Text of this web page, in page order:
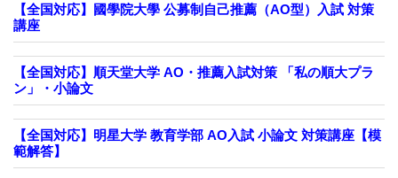
【全国対応】國學院大學 公募制自己推薦（AO型）入試 対策
講座
【全国対応】順天堂大学 AO・推薦入試対策 「私の順大プラ
ン」・小論文
【全国対応】明星大学 教育学部 AO入試 小論文 対策講座【模
範解答】